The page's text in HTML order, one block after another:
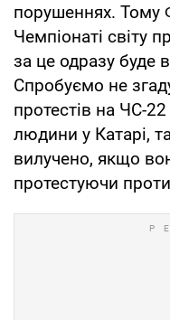
порушеннях. Тому
Чемпіонаті світу
за це одразу буде
Спробуємо не
протестів на ЧС-
людини у Катарі,
вилучено, якщо
протестуючи